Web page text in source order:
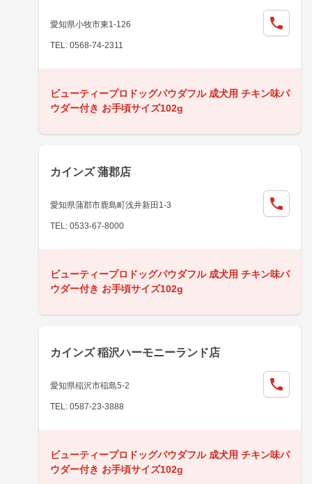
愛知県小牧市東1-126
TEL: 0568-74-2311
ビューティープロドッグパウダフル 成犬用 チキン味パ
ウダー付き お手頃サイズ102g
カインズ 蒲郡店
愛知県蒲郡市鹿島町浅井新田1-3
TEL: 0533-67-8000
ビューティープロドッグパウダフル 成犬用 チキン味パ
ウダー付き お手頃サイズ102g
カインズ 稲沢ハーモニーランド店
愛知県稲沢市稲島5-2
TEL: 0587-23-3888
ビューティープロドッグパウダフル 成犬用 チキン味パ
ウダー付き お手頃サイズ102g